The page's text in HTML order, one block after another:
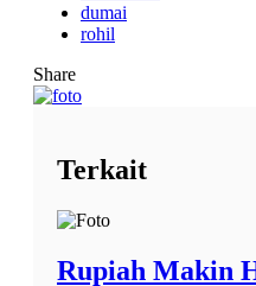
dumai
rohil
Share
Terkait
Rupiah Makin